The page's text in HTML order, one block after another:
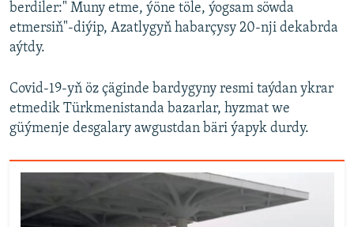
berdiler:" Muny etme, ýöne töle, ýogsam söwda
etmersiň"-diýip, Azatlygyň habarçysy 20-nji dekabrda
aýtdy.
Covid-19-yň öz çäginde bardygyny resmi taýdan ykrar
etmedik Türkmenistanda bazarlar, hyzmat we
güýmenje desgalary awgustdan bäri ýapyk durdy.